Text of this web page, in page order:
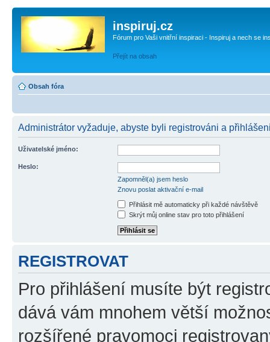
inspiruj.cz
Fórum pro Vaši vnitřní inspiraci - Inspiruj a nech se
Přejít na obsah
Obsah fóra
Administrátor vyžaduje, abyste byli registrováni a
Uživatelské jméno:
Heslo:
Zapomněl(a) jsem heslo
Znovu poslat aktivační e-mail
Přihlásit mě automaticky při každé návštěvě
Skrýt můj online stav pro toto přihlášení
REGISTROVAT
Pro přihlášení musíte být
dává vám mnohem větší
rozšířené pravomoci